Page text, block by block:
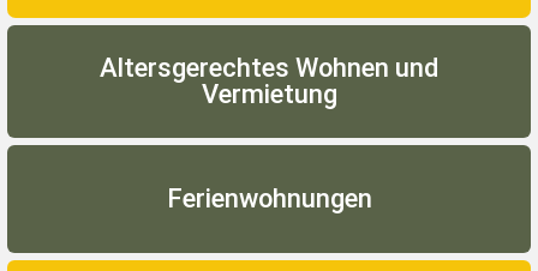
Altersgerechtes Wohnen und
Vermietung
Ferienwohnungen